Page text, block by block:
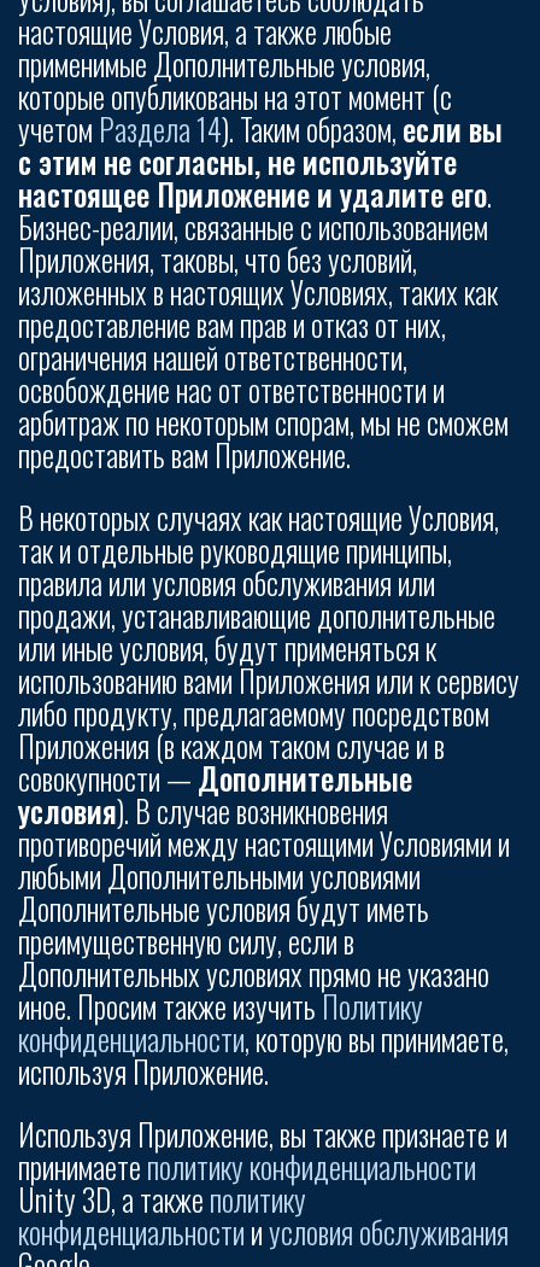
настоящие Условия, а также любые
применимые Дополнительные условия,
которые опубликованы на этот момент (с
учетом Pаздела 14). Таким образом,если вы
с этим не согласны, не используйте
настоящее Приложение и удалите его.
Бизнес-реалии, связанные с использованием
Приложения, таковы, что без условий,
изложенных в настоящих Условиях, таких как
предоставление вам прав и отказ от них,
ограничения нашей ответственности,
освобождение нас от ответственности и
арбитраж по некоторым спорам, мы не сможем
предоставить вам Приложение.
В некоторых случаях как настоящие Условия,
так и отдельные руководящие принципы,
правила или условия обслуживания или
продажи, устанавливающие дополнительные
или иные условия, будут применяться к
использованию вами Приложения или к сервису
либо продукту, предлагаемому посредством
Приложения (в каждом таком случае и в
совокупности —Дополнительные
условия). В случае возникновения
противоречий между настоящими Условиями и
любыми Дополнительными условиями
Дополнительные условия будут иметь
преимущественную силу, если в
Дополнительных условиях прямо не указано
иное. Просим также изучитьПолитику
конфиденциальности, которую вы принимаете,
используя Приложение.
Используя Приложение, вы также признаете и
принимаетеполитику конфиденциальности
Unity 3D, а такжеполитику
конфиденциальностииусловия обслуживания